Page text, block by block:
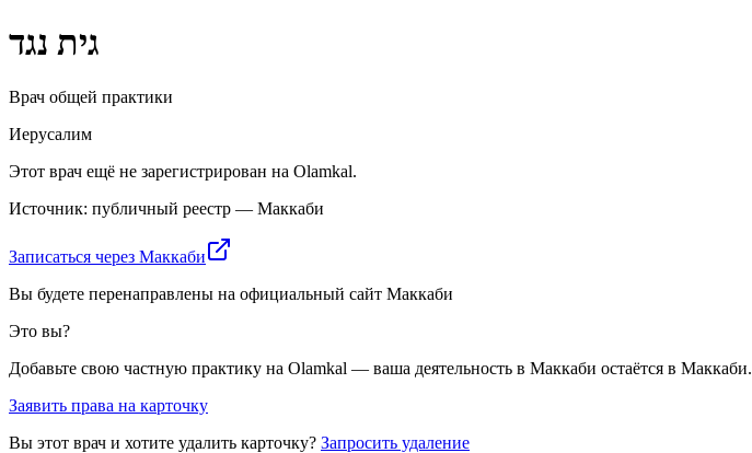
גית נגד
Врач общей практики
Иерусалим
Этот врач ещё не зарегистрирован на Olamkal.
Источник: публичный реестр — Маккаби
Записаться через Маккаби
Вы будете перенаправлены на официальный сайт Маккаби
Это вы?
Добавьте свою частную практику на Olamkal — ваша деятельность в Маккаби остаётся в Маккаби.
Заявить права на карточку
Вы этот врач и хотите удалить карточку? Запросить удаление